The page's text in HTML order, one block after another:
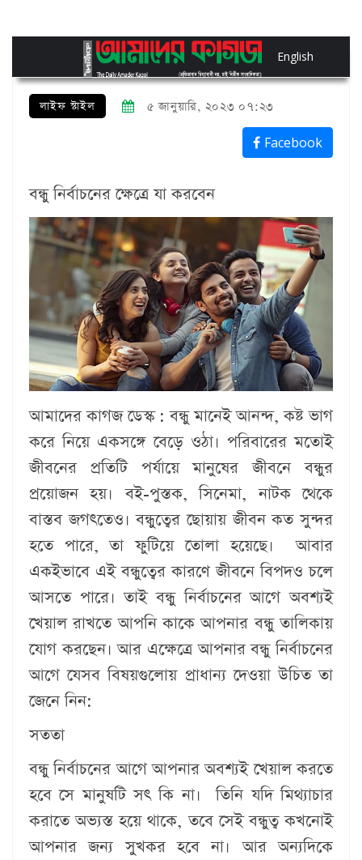
English
লাইফ স্টাইল ৫ জানুয়ারি, ২০২৩ ০৭:২৩
Facebook
বন্ধু নির্বাচনের ক্ষেত্রে যা করবেন
আমাদের কাগজ ডেস্ক :বন্ধু মানেই আনন্দ, কষ্ট ভাগ
করে নিয়ে একসঙ্গে বেড়ে ওঠা। পরিবারের মতোই
জীবনের প্রতিটি পর্যায়ে মানুষের জীবনে বন্ধুর
প্রয়োজন হয়। বই-পুস্তক, সিনেমা, নাটক থেকে
বাস্তব জগৎতেও। বন্ধুত্বের ছোয়ায় জীবন কত সুন্দর
হতে পারে, তা ফুটিয়ে তোলা হয়েছে। আবার
একইভাবে এই বন্ধুত্বের কারণে জীবনে বিপদও চলে
আসতে পারে। তাই বন্ধু নির্বাচনের আগে অবশ্যই
খেয়াল রাখতে আপনি কাকে আপনার বন্ধু তালিকায়
যোগ করছেন। আর এক্ষেত্রে আপনার বন্ধু নির্বাচনের
আগে যেসব বিষয়গুলোয় প্রাধান্য দেওয়া উচিত তা
জেনে নিন:
সততা
বন্ধু নির্বাচনের আগে আপনার অবশ্যই খেয়াল করতে
হবে সে মানুষটি সৎ কি না। তিনি যদি মিথ্যাচার
করাতে অভ্যস্ত হয়ে থাকে, তবে সেই বন্ধুত্ব কখনোই
আপনার জন্য সুখকর হবে না। আর অন্যদিকে